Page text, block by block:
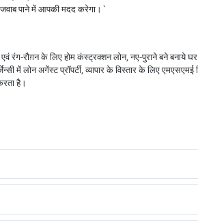
पाने में आपकी मदद करेगा।`
रंग-रौग़न के लिए होम कंस्ट्रक्शन लोन, नए-पुराने बने बनाये
में लोन अगेंस्ट प्रॉपर्टी, व्यापार के विस्तार के लिए
है।